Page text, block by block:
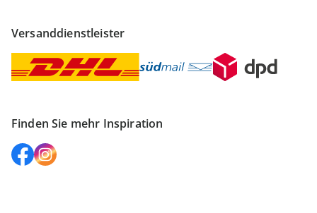
Versanddienstleister
Finden Sie mehr Inspiration